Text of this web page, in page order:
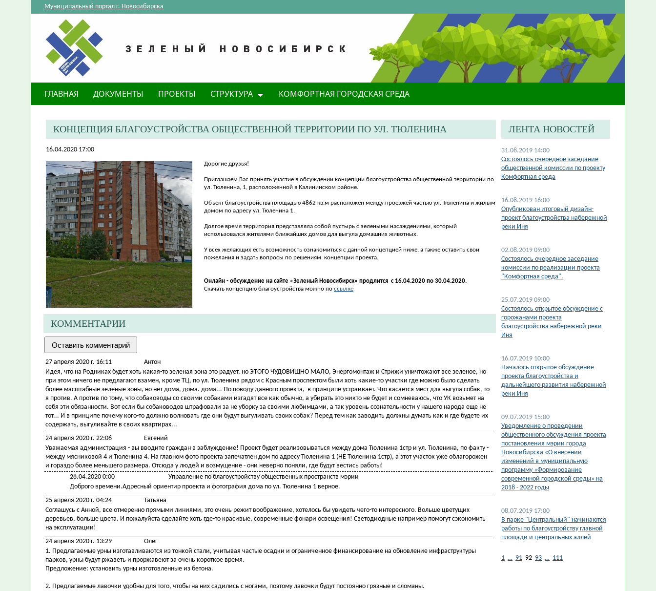
Муниципальный портал г. Новосибирска
ГЛАВНАЯ ДОКУМЕНТЫ ПРОЕКТЫ СТРУКТУРА КОМФОРТНАЯ ГОРОДСКАЯ СРЕДА
КОНЦЕПЦИЯ БЛАГОУСТРОЙСТВА ОБЩЕСТВЕННОЙ ТЕРРИТОРИИ ПО УЛ. ТЮЛЕНИНА
16.04.2020 17:00
Дорогие друзья!
Приглашаем Вас принять участие в обсуждении концепции благоустройства общественной территории по
ул. Тюленина, 1, расположенной в Калининском районе.
Объект благоустройства площадью 4862 кв.м расположен между проезжей частью ул. Тюленина и жилым
домом по адресу ул. Тюленина 1.
Долгое время территория представляла собой пустырь с зелеными насаждениями, который
использовался жителями ближайших домов для выгула домашних животных.
У всех желающих есть возможность ознакомиться с данной концепцией ниже, а также оставить свои
пожелания и задать вопросы по решениям концепции проекта.
Онлайн - обсуждение на сайте «Зеленый Новосибирск» продлится с 16.04.2020 по 30.04.2020.
Скачать концепцию благоустройства можно по ссылке​
КОММЕНТАРИИ
27 апреля 2020 г. 16:11
Антон
Идея, что на Родниках будет хоть какая-то зеленая зона это радует, но ЭТОГО ЧУДОВИЩНО МАЛО, Энергомонтаж и Стрижи уничтожают все зеленое, но
при этом ничего не предлагают взамен, кроме ТЦ, по ул. Тюленина рядом с Красным проспектом были хоть какие-то участки где можно было сделать
более масштабные зеленые зоны, но нет дома, дома. дома... По поводу данного проекта, в принципе устраивает. Что касается мест для выгула собак, то
я против. А против по тому, что собаководы со своими собаками изгадят все как обычно, а убирать это никто не будет и сомневаюсь, что УК возьмет на
себя эти обязанности. Вот если бы собаководов штрафовали за не уборку за своими любимцами, а так уровень сознательности у нашего народа еще не
тот... И в принципе почему кого-то должно волновать где они будут выгуливать своих собак? Перед тем как заводить должны думать как и где будете их
содержать, выгуливайте в своих квартирах...
24 апреля 2020 г. 22:06
Евгений
Уважаемая администрация - вы вводите граждан в заблуждение! Проект будет реализовываться между дома Тюленина 1стр и ул. Тюленина, по факту -
между мясниковой 4 и Тюленина 4. На главном фото проекта запечатлен дом по адресу Тюленина 1 (НЕ Тюленина 1стр), а этот участок уже облагорожен
и гораздо более меньшего размера. Отсюда у людей и возмущение - они неверно поняли, где будут вестись работы!
28.04.2020 0:00
Управление по благоустройству общественных пространств мэрии
Доброго времени.Адресный ориентир проекта и фотография дома по ул. Тюленина 1 верное.
25 апреля 2020 г. 04:24
Татьяна
Соглашусь с Анной, все отмеренно прямыми линиями, это очень режит воображение, хотелось бы увидеть чего-то интересного. Вольше цветущих
деревьев, больше цвета. И пожалуйста сделайте хоть где-то красивые, современные фонари освещения! Светодиодные например помогут сэкономить
на эксплуатации!
24 апреля 2020 г. 13:29
Олег
1. Предлагаемые урны изготавливаются из тонкой стали, учитывая частые осадки и ограниченное финансирование на обновление инфраструктуры
парков, урны будут ржаветь и проржавеют за очень короткое время.
Предложение: установить урны изготовленные из бетона.
2. Предлагаемые лавочки удобны для того, чтобы на них садились с ногами, поэтому лавочки будут постоянно грязные и сломаны.
ЛЕНТА НОВОСТЕЙ
31.08.2019 14:00
Состоялось очередное заседание
общественной комиссии по проекту
Комфортная среда
16.08.2019 16:00
Опубликован итоговый дизайн-
проект благоустройства набережной
реки Иня
02.08.2019 09:00
Состоялось очередное заседание
комиссии по реализации проекта
"Комфортная среда".
25.07.2019 09:00
Состоялось открытое обсуждение с
горожанами проекта
благоустройства набережной реки
Иня
16.07.2019 10:00
Началось открытое обсуждение
проекта благоустройства и
дальнейшего развития набережной
реки Иня
09.07.2019 15:00
Уведомление о проведении
общественного обсуждения проекта
постановления мэрии города
Новосибирска «О внесении
изменений в муниципальную
программу «Формирование
современной городской среды» на
2018 - 2022 годы
08.07.2019 17:00
В парке "Центральный" начинаются
работы по благоустройству главной
площади и центральных аллей
1 … 91 92 93 … 111